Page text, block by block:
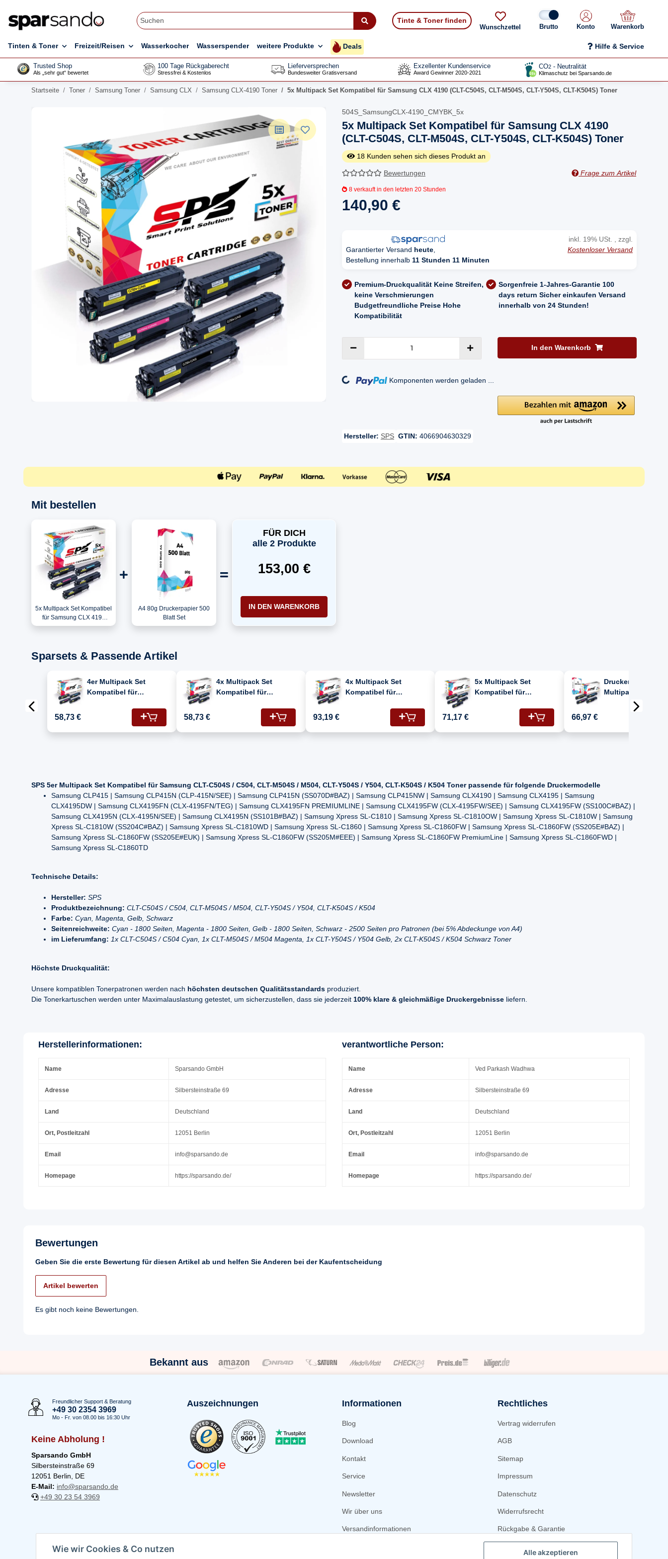
Tinte & Toner finden
Wunschzettel Konto Warenkorb
Tinten & Toner Freizeit/Reisen Wasserkocher Wasserspender weitere Produkte Deals Hilfe & Service
Trusted Shop
Als „sehr gut“ bewertet
100 Tage Rückgaberecht
Stressfrei & Kostenlos
Lieferversprechen
Bundesweiter Gratisversand
Exzellenter Kundenservice
Award Gewinner 2020-2021
CO2 - Neutralität
Klimaschutz bei Sparsando.de
Startseite Toner Samsung Toner Samsung CLX Samsung CLX-4190 Toner 5x Multipack Set Kompatibel für Samsung CLX 4190 (CLT-C504S, CLT-M504S, CLT-Y504S, CLT-K504S) Toner
504S_SamsungCLX-4190_CMYBK_5x
5x Multipack Set Kompatibel für Samsung CLX 4190
(CLT-C504S, CLT-M504S, CLT-Y504S, CLT-K504S) Toner
18 Kunden sehen sich dieses Produkt an
Bewertungen Frage zum Artikel
8 verkauft in den letzten 20 Stunden
140,90 €
Garantierter Versand heute,
Bestellung innerhalb 11 Stunden 11 Minuten
inkl. 19% USt. , zzgl.
Kostenloser Versand
Premium-Druckqualität Keine Streifen,
keine Verschmierungen
Budgetfreundliche Preise Hohe
Kompatibilität
Sorgenfreie 1-Jahres-Garantie 100
days return Sicher einkaufen Versand
innerhalb von 24 Stunden!
In den Warenkorb
Loading... Komponenten werden geladen ...
Hersteller: SPS GTIN: 4066904630329
Mit bestellen
5x Multipack Set Kompatibel
für Samsung CLX 4190
(CLT-C504S, CLT-M504S,
A4 80g Druckerpapier 500
Blatt Set
FÜR DICH
alle 2 Produkte
153,00 €
IN DEN WARENKORB
Sparsets & Passende Artikel
4er Multipack Set
Kompatibel für
Samsung K504 CLT-
K504S Schwarz, C504
58,73 €
4x Multipack Set
Kompatibel für
(CLT-C504S, CLT-M504S,
CLT-Y504S, CLT-K504S)
Toner
58,73 €
4x Multipack Set
Kompatibel für
(CLT-C504S, CLT-M504S,
CLT-Y504S, CLT-K504S)
Toner
93,19 €
5x Multipack Set
Kompatibel für
(CLT-C504S, CLT-M504S,
CLT-Y504S, CLT-K504S)
Toner
71,17 €
Druckerpapier A4
Multipack Set
Kompatibel für
Samsung CLX
CLT-Y504S, CLT-
66,97 €
SPS 5er Multipack Set Kompatibel für Samsung CLT-C504S / C504, CLT-M504S / M504, CLT-Y504S / Y504, CLT-K504S / K504 Toner passende für folgende Druckermodelle
Samsung CLP415 | Samsung CLP415N (CLP-415N/SEE) | Samsung CLP415N (SS070D#BAZ) | Samsung CLP415NW | Samsung CLX4190 | Samsung CLX4195 | Samsung
CLX4195DW | Samsung CLX4195FN (CLX-4195FN/TEG) | Samsung CLX4195FN PREMIUMLINE | Samsung CLX4195FW (CLX-4195FW/SEE) | Samsung CLX4195FW (SS100C#BAZ) |
Samsung CLX4195N (CLX-4195N/SEE) | Samsung CLX4195N (SS101B#BAZ) | Samsung Xpress SL-C1810 | Samsung Xpress SL-C1810OW | Samsung Xpress SL-C1810W | Samsung
Xpress SL-C1810W (SS204C#BAZ) | Samsung Xpress SL-C1810WD | Samsung Xpress SL-C1860 | Samsung Xpress SL-C1860FW | Samsung Xpress SL-C1860FW (SS205E#BAZ) |
Samsung Xpress SL-C1860FW (SS205E#EUK) | Samsung Xpress SL-C1860FW (SS205M#EEE) | Samsung Xpress SL-C1860FW PremiumLine | Samsung Xpress SL-C1860FWD |
Samsung Xpress SL-C1860TD
Technische Details:
Hersteller: SPS
Produktbezeichnung: CLT-C504S / C504, CLT-M504S / M504, CLT-Y504S / Y504, CLT-K504S / K504
Farbe: Cyan, Magenta, Gelb, Schwarz
Seitenreichweite: Cyan - 1800 Seiten, Magenta - 1800 Seiten, Gelb - 1800 Seiten, Schwarz - 2500 Seiten pro Patronen (bei 5% Abdeckunge von A4)
im Lieferumfang: 1x CLT-C504S / C504 Cyan, 1x CLT-M504S / M504 Magenta, 1x CLT-Y504S / Y504 Gelb, 2x CLT-K504S / K504 Schwarz Toner
Höchste Druckqualität:
Unsere kompatiblen Tonerpatronen werden nach höchsten deutschen Qualitätsstandards produziert.
Die Tonerkartuschen werden unter Maximalauslastung getestet, um sicherzustellen, dass sie jederzeit 100% klare & gleichmäßige Druckergebnisse liefern.
Herstellerinformationen:
Name Sparsando GmbH
Adresse Silbersteinstraße 69
Land Deutschland
Ort, Postleitzahl 12051 Berlin
Email info@sparsando.de
Homepage https://sparsando.de/
verantwortliche Person:
Name Ved Parkash Wadhwa
Adresse Silbersteinstraße 69
Land Deutschland
Ort, Postleitzahl 12051 Berlin
Email info@sparsando.de
Homepage https://sparsando.de/
Bewertungen
Geben Sie die erste Bewertung für diesen Artikel ab und helfen Sie Anderen bei der Kaufentscheidung
Artikel bewerten
Es gibt noch keine Bewertungen.
Bekannt aus
Freundlicher Support & Beratung
+49 30 2354 3969
Mo - Fr. von 08.00 bis 16:30 Uhr
Keine Abholung !
Sparsando GmbH
Silbersteinstraße 69
12051 Berlin, DE
E-Mail: info@sparsando.de
+49 30 23 54 3969
Auszeichnungen Informationen
Blog
Download
Kontakt
Service
Newsletter
Wir über uns
Versandinformationen
Rechtliches
Vertrag widerrufen
AGB
Sitemap
Impressum
Datenschutz
Widerrufsrecht
Rückgabe & Garantie
Wie wir Cookies & Co nutzen Alle akzeptieren